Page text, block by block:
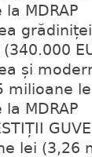
MDRAP
și
milioane
MDRAP
lei (3,26